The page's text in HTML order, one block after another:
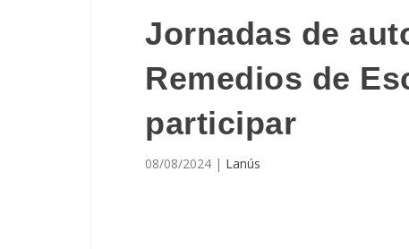
Jornadas de
Remedios de
participar
08/08/2024 | Lanús